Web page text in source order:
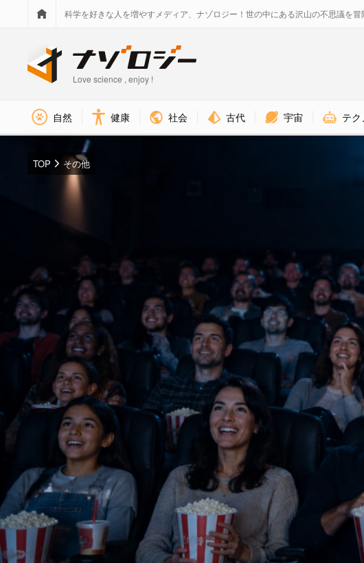
科学を好きな人を増やすメディア、ナゾロジー！世の中にある沢山の不思議を冒
Love science , enjoy !
自然 健康 社会 古代 宇宙 テ
TOP その他